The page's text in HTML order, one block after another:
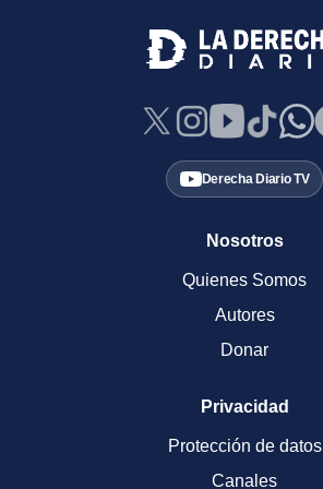
Derecha Diario TV
Nosotros
Quienes Somos
Autores
Donar
Privacidad
Protección de datos
Canales